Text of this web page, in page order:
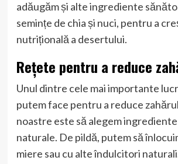
adăugăm și alte ingrediente
semințe de chia și nuci, pentru a
nutrițională a desertului.
Rețete pentru a reduce
Unul dintre cele mai importante
putem face pentru a reduce
noastre este să alegem
naturale. De pildă, putem să
miere sau cu alte îndulcitori